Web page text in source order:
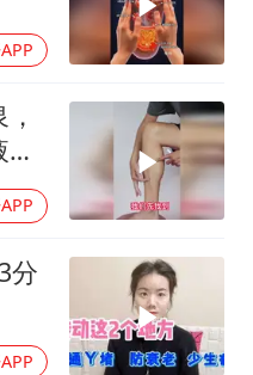
车内过夜被收150元
上半年国内手机销量TOP30出炉
花奖演讲落泪
人民的健康、体质、幸福一脉相承
分